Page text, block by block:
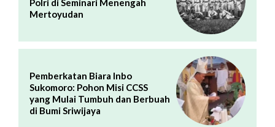
Polri di Seminari Menengah
Mertoyudan
Pemberkatan Biara Inbo
Sukomoro: Pohon Misi CCSS
yang Mulai Tumbuh dan Berbuah
di Bumi Sriwijaya